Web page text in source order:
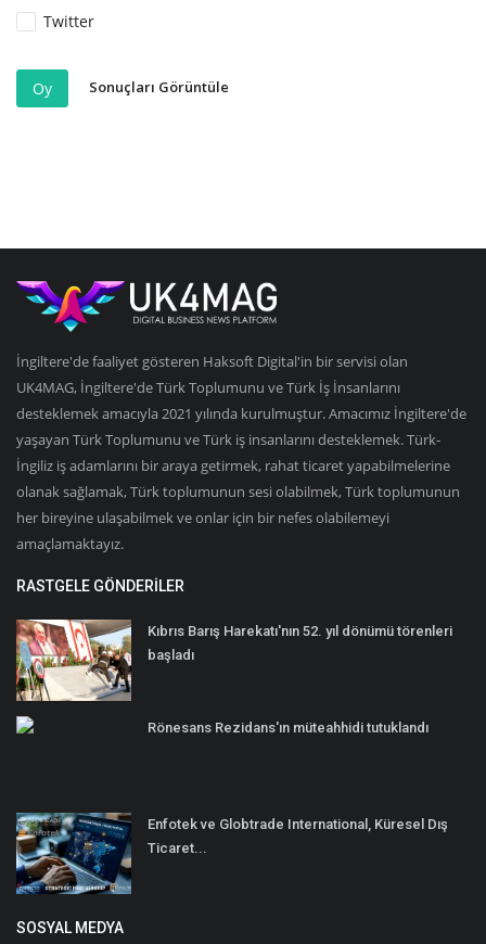
Twitter
Oy Sonuçları Görüntüle
İngiltere'de faaliyet gösteren Haksoft Digital'in bir servisi olan
UK4MAG, İngiltere'de Türk Toplumunu ve Türk İş İnsanlarını
desteklemek amacıyla 2021 yılında kurulmuştur. Amacımız İngiltere'de
yaşayan Türk Toplumunu ve Türk iş insanlarını desteklemek. Türk-
İngiliz iş adamlarını bir araya getirmek, rahat ticaret yapabilmelerine
olanak sağlamak, Türk toplumunun sesi olabilmek, Türk toplumunun
her bireyine ulaşabilmek ve onlar için bir nefes olabilemeyi
amaçlamaktayız.
RASTGELE GÖNDERILER
Kıbrıs Barış Harekatı'nın 52. yıl dönümü törenleri
başladı
Rönesans Rezidans'ın müteahhidi tutuklandı
Enfotek ve Globtrade International, Küresel Dış
Ticaret...
SOSYAL MEDYA